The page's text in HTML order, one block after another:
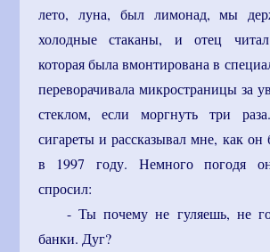
лето, луна, был лимонад, мы
холодные стаканы, и отец читал
которая была вмонтирована в
переворачивала микространицы за
стеклом, если моргнуть три
сигареты и рассказывал мне, как
в 1997 году. Немного погодя
спросил:
- Ты почему не гуляешь, не
банки. Дуг?